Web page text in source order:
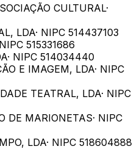
CULTURAL·
LDA· NIPC 514437103
515331686
· NIPC 514034440
E IMAGEM, LDA· NIPC
TEATRAL, LDA· NIPC
DE MARIONETAS· NIPC
LDA· NIPC 518604888